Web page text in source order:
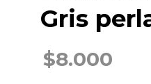
Gris
$8.000